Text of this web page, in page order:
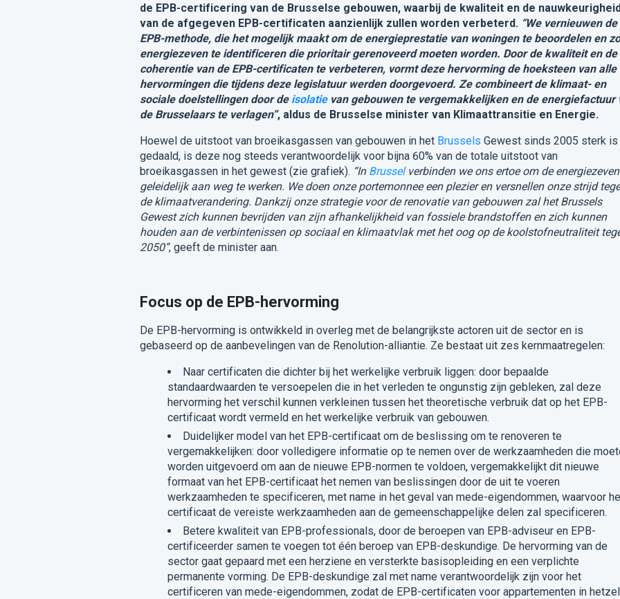
de EPB-certificering van de Brusselse gebouwen, waarbij de kwaliteit en de
van de afgegeven EPB-certificaten aanzienlijk zullen worden verbeterd. “We vernieuwen de
EPB-methode, die het mogelijk maakt om de energieprestatie van woningen te beoordelen en
energiezeven te identificeren die prioritair gerenoveerd moeten worden. Door de kwaliteit en de
coherentie van de EPB-certificaten te verbeteren, vormt deze hervorming de hoeksteen van alle
hervormingen die tijdens deze legislatuur werden doorgevoerd. Ze combineert de klimaat- en
sociale doelstellingen door de isolatievan gebouwen te vergemakkelijken en de energiefactuur
de Brusselaars te verlagen”, aldus de Brusselse minister van Klimaattransitie en Energie.
Hoewel de uitstoot van broeikasgassen van gebouwen in het Brussels Gewest sinds 2005 sterk is
gedaald, is deze nog steeds verantwoordelijk voor bijna 60% van de totale uitstoot van
broeikasgassen in het gewest (zie grafiek). “In Brusselverbinden we ons ertoe om de energiezeven
geleidelijk aan weg te werken. We doen onze portemonnee een plezier en versnellen onze strijd
de klimaatverandering. Dankzij onze strategie voor de renovatie van gebouwen zal het Brussels
Gewest zich kunnen bevrijden van zijn afhankelijkheid van fossiele brandstoffen en zich kunnen
houden aan de verbintenissen op sociaal en klimaatvlak met het oog op de koolstofneutraliteit
2050”, geeft de minister aan.
Focus op de EPB-hervorming
De EPB-hervorming is ontwikkeld in overleg met de belangrijkste actoren uit de sector en is
gebaseerd op de aanbevelingen van de Renolution-alliantie. Ze bestaat uit zes kernmaatregelen:
Naar certificaten die dichter bij het werkelijke verbruik liggen: door bepaalde
standaardwaarden te versoepelen die in het verleden te ongunstig zijn gebleken, zal deze
hervorming het verschil kunnen verkleinen tussen het theoretische verbruik dat op het EPB-
certificaat wordt vermeld en het werkelijke verbruik van gebouwen.
Duidelijker model van het EPB-certificaat om de beslissing om te renoveren te
vergemakkelijken: door volledigere informatie op te nemen over de werkzaamheden die
worden uitgevoerd om aan de nieuwe EPB-normen te voldoen, vergemakkelijkt dit nieuwe
formaat van het EPB-certificaat het nemen van beslissingen door de uit te voeren
werkzaamheden te specificeren, met name in het geval van mede-eigendommen, waarvoor
certificaat de vereiste werkzaamheden aan de gemeenschappelijke delen zal specificeren.
Betere kwaliteit van EPB-professionals, door de beroepen van EPB-adviseur en EPB-
certificeerder samen te voegen tot één beroep van EPB-deskundige. De hervorming van de
sector gaat gepaard met een herziene en versterkte basisopleiding en een verplichte
permanente vorming. De EPB-deskundige zal met name verantwoordelijk zijn voor het
certificeren van mede-eigendommen, zodat de EPB-certificaten voor appartementen in